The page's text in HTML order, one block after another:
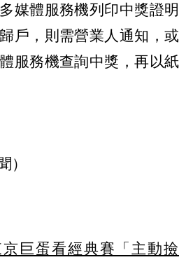
媒體服務機列印中獎證明
戶，則需營業人通知，或
服務機查詢中獎，再以紙
）
巨蛋看經典賽「主動撿